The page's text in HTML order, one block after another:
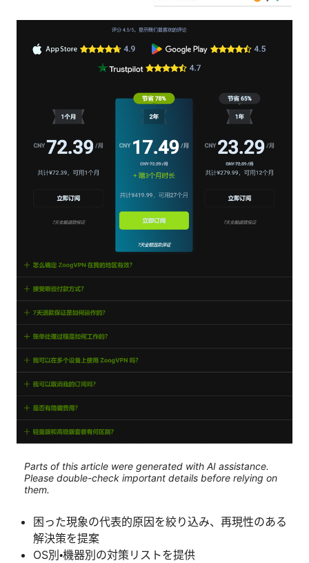
Parts of this article were generated with AI assistance.
Please double-check important details before relying on
them.
困った現象の代表的原因を絞り込み、再現性のある
解決策を提案
OS別・機器別の対策リストを提供